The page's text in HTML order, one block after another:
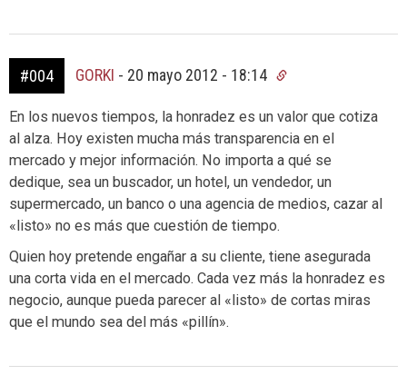
#004 GORKI - 20 mayo 2012 - 18:14
En los nuevos tiempos, la honradez es un valor que cotiza
al alza. Hoy existen mucha más transparencia en el
mercado y mejor información. No importa a qué se
dedique, sea un buscador, un hotel, un vendedor, un
supermercado, un banco o una agencia de medios, cazar al
«listo» no es más que cuestión de tiempo.
Quien hoy pretende engañar a su cliente, tiene asegurada
una corta vida en el mercado. Cada vez más la honradez es
negocio, aunque pueda parecer al «listo» de cortas miras
que el mundo sea del más «pillín».